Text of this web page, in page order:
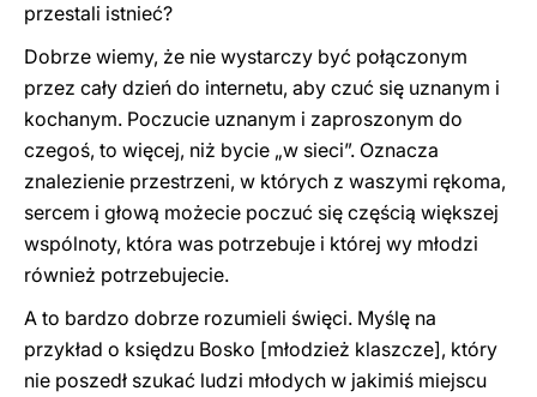
przestali istnieć?
Dobrze wiemy, że nie wystarczy być połączonym
przez cały dzień do internetu, aby czuć się uznanym i
kochanym. Poczucie uznanym i zaproszonym do
czegoś, to więcej, niż bycie „w sieci”. Oznacza
znalezienie przestrzeni, w których z waszymi rękoma,
sercem i głową możecie poczuć się częścią większej
wspólnoty, która was potrzebuje i której wy młodzi
również potrzebujecie.
A to bardzo dobrze rozumieli święci. Myślę na
przykład o księdzu Bosko [młodzież klaszcze], który
nie poszedł szukać ludzi młodych w jakimiś miejscu